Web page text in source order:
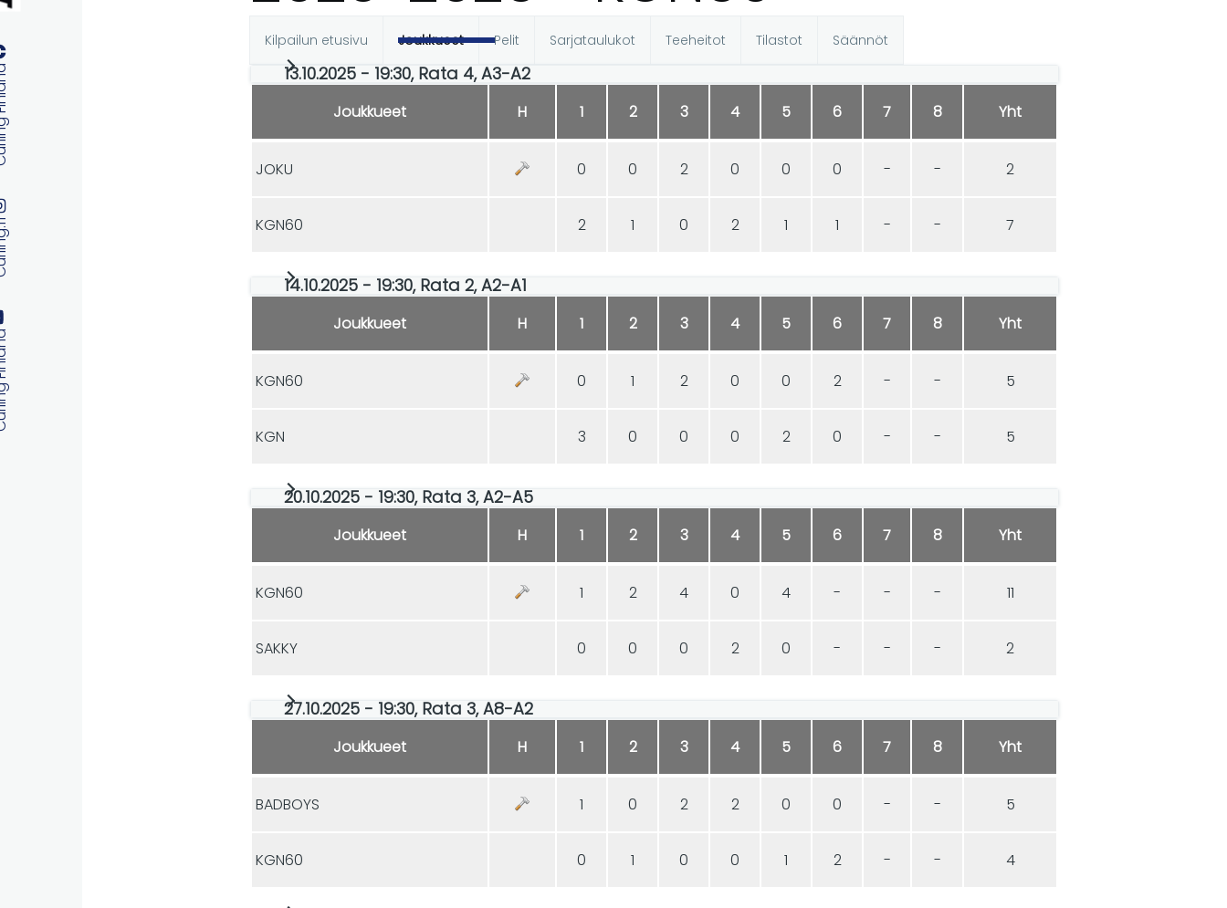
Ensisijaiset
välilehdet
Kilpailun etusivu Joukkueet Pelit Sarjataulukot Teeheitot Tilastot Säännöt
13.10.2025 - 19:30, Rata 4, A3-A2
Joukkueet H 1 2 3 4 5 6 7 8 Yht
JOKU 0 0 2 0 0 0 - - 2
KGN60 2 1 0 2 1 1 - - 7
14.10.2025 - 19:30, Rata 2, A2-A1
Joukkueet H 1 2 3 4 5 6 7 8 Yht
KGN60 0 1 2 0 0 2 - - 5
KGN 3 0 0 0 2 0 - - 5
20.10.2025 - 19:30, Rata 3, A2-A5
Joukkueet H 1 2 3 4 5 6 7 8 Yht
KGN60 1 2 4 0 4 - - - 11
SAKKY 0 0 0 2 0 - - - 2
27.10.2025 - 19:30, Rata 3, A8-A2
Joukkueet H 1 2 3 4 5 6 7 8 Yht
BADBOYS 1 0 2 2 0 0 - - 5
KGN60 0 1 0 0 1 2 - - 4